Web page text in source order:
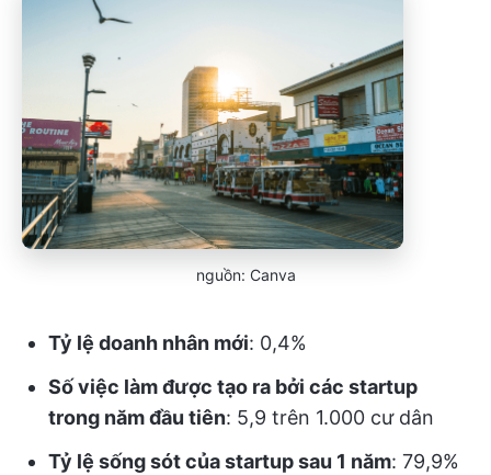
nguồn: Canva
Tỷ lệ doanh nhân mới: 0,4%
Số việc làm được tạo ra bởi các startup
trong năm đầu tiên: 5,9 trên 1.000 cư dân
Tỷ lệ sống sót của startup sau 1 năm: 79,9%